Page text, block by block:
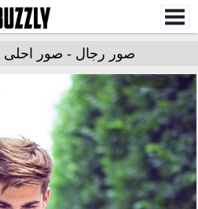
صور رجال - صور